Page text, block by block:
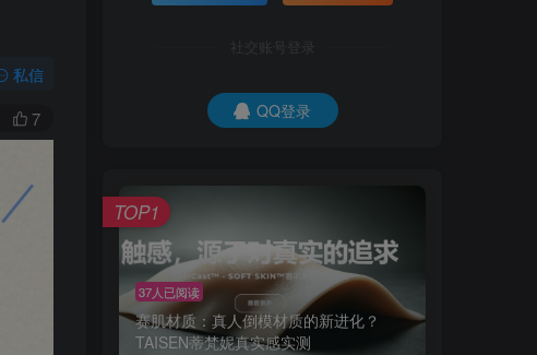
私信
7
社交账号登录
QQ登录
37人已阅读
赛肌材质：真人倒模材质的新进化？
TAISEN蒂梵妮真实感实测
TOP1